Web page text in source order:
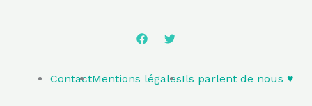
ContactMentions légalesIls parlent de nous ♥️